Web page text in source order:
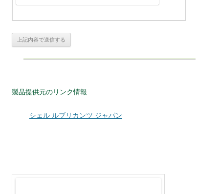
製品提供元のリンク情報
シェル ルブリカンツ ジャパン